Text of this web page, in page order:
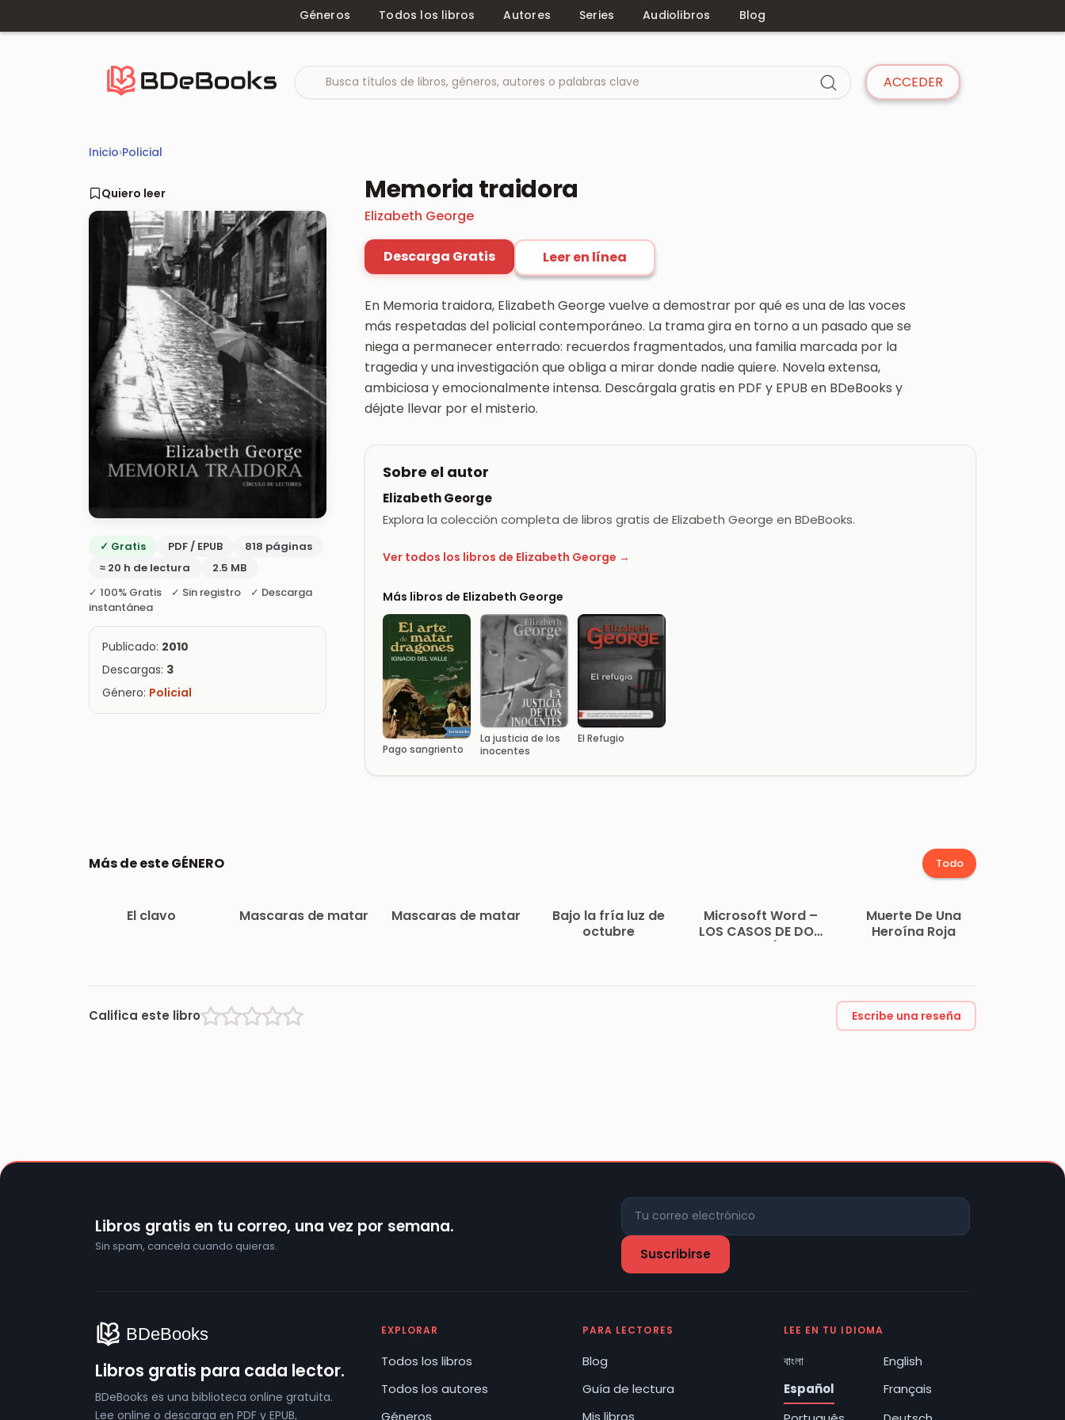
Géneros Todos los libros Autores Series Audiolibros Blog
ACCEDER
Inicio›Policial
Quiero leer
✓ Gratis PDF / EPUB
818 páginas
≈ 20 h de lectura
2.5 MB
✓ 100% Gratis ✓ Sin registro ✓ Descarga
instantánea
Publicado: 2010
Descargas: 3
Género: Policial
Memoria traidora
Elizabeth George
Descarga Gratis Leer en línea
En Memoria traidora, Elizabeth George vuelve a demostrar por qué es una de las voces
más respetadas del policial contemporáneo. La trama gira en torno a un pasado que se
niega a permanecer enterrado: recuerdos fragmentados, una familia marcada por la
tragedia y una investigación que obliga a mirar donde nadie quiere. Novela extensa,
ambiciosa y emocionalmente intensa. Descárgala gratis en PDF y EPUB en BDeBooks y
déjate llevar por el misterio.
Sobre el autor
Elizabeth George
Explora la colección completa de libros gratis de Elizabeth George en BDeBooks.
Ver todos los libros de Elizabeth George →
Más libros de Elizabeth George
Pago sangriento
La justicia de los
inocentes
El Refugio
Más de este GÉNERO Todo
El clavo Mascaras de matar Mascaras de matar
Bajo la fría luz de
octubre
Microsoft Word –
LOS CASOS DE DON
FRUTO GÓMEZ.
Muerte De Una
Heroína Roja
Califica este libro Escribe una reseña
Libros gratis en tu correo, una vez por semana.
Sin spam, cancela cuando quieras.
Libros gratis para cada lector.
BDeBooks es una biblioteca online gratuita.
Lee online o descarga en PDF y EPUB,
EXPLORAR
Todos los libros
Todos los autores
Géneros
PARA LECTORES
Blog
Guía de lectura
Mis libros
LEE EN TU IDIOMA
বাংলা
English
Español
Français